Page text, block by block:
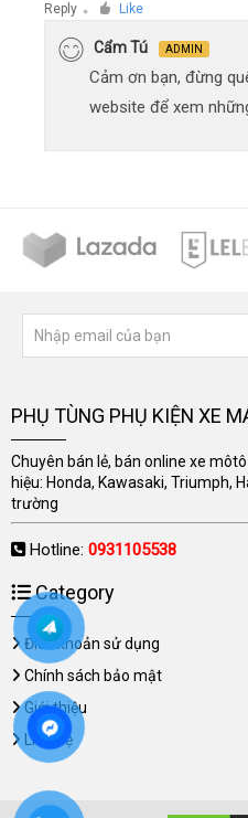
Reply ● Like
Cẩm Tú ADMIN
Cảm ơn bạn, đừng
website để xem
PHỤ TÙNG PHỤ KIỆN XE
Chuyên bán lẻ, bán online xe
hiệu: Honda, Kawasaki, Triumph,
trường
Hotline: 0931105538
Category
Điều khoản sử dụng
Chính sách bảo mật
Giới thiệu
Liên hệ